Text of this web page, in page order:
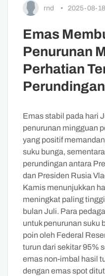
rnd • 2025-08-18
Emas
Penurunan
Perhatian
Emas stabil pada hari
penurunan mingguan
yang positif
suku bunga,
perundingan antara
dan Presiden Rusia
Kamis menunjukkan
meningkat paling
bulan Juli. Para
untuk penurunan suku
poin oleh Federal
turun dari sekitar 95%
emas non-imbal hasil
dengan emas spot